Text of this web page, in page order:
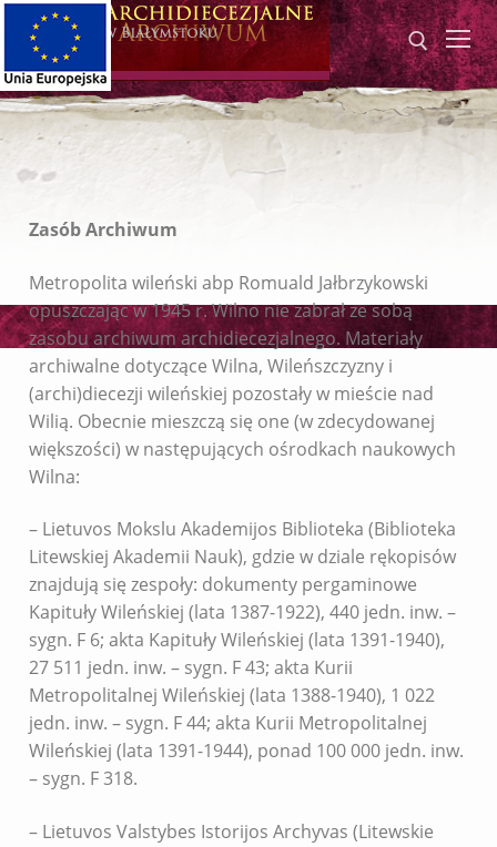
Zbiory Archiwum
Zasób Archiwum
Metropolita wileński abp Romuald Jałbrzykowski
opuszczając w 1945 r. Wilno nie zabrał ze sobą
zasobu archiwum archidiecezjalnego. Materiały
archiwalne dotyczące Wilna, Wileńszczyzny i
(archi)diecezji wileńskiej pozostały w mieście nad
Wilią. Obecnie mieszczą się one (w zdecydowanej
większości) w następujących ośrodkach naukowych
Wilna:
– Lietuvos Mokslu Akademijos Biblioteka (Biblioteka
Litewskiej Akademii Nauk), gdzie w dziale rękopisów
znajdują się zespoły: dokumenty pergaminowe
Kapituły Wileńskiej (lata 1387-1922), 440 jedn. inw. –
sygn. F 6; akta Kapituły Wileńskiej (lata 1391-1940),
27 511 jedn. inw. – sygn. F 43; akta Kurii
Metropolitalnej Wileńskiej (lata 1388-1940), 1 022
jedn. inw. – sygn. F 44; akta Kurii Metropolitalnej
Wileńskiej (lata 1391-1944), ponad 100 000 jedn. inw.
– sygn. F 318.
– Lietuvos Valstybes Istorijos Archyvas (Litewskie